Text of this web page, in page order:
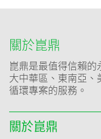
關於崑鼎
崑鼎是最值得信賴的
大中華區、東南亞、
循環專案的服務。
關於崑鼎